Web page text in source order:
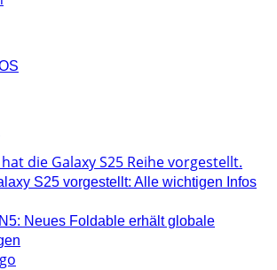
S25 vorgestellt: Alle wichtigen Infos
Neues Foldable erhält globale